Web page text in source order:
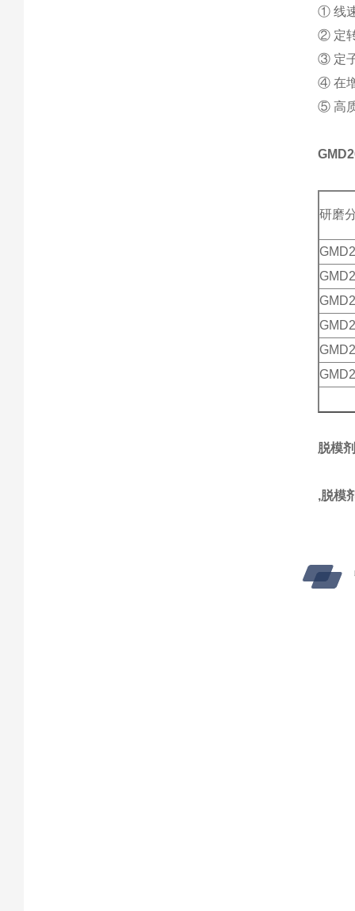
① 线
② 定
③ 定
④ 在
⑤ 高
研磨
脱模
,脱模